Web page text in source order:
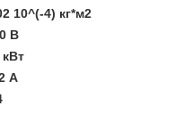
10^(-4) кг*м2
В
кВт
А